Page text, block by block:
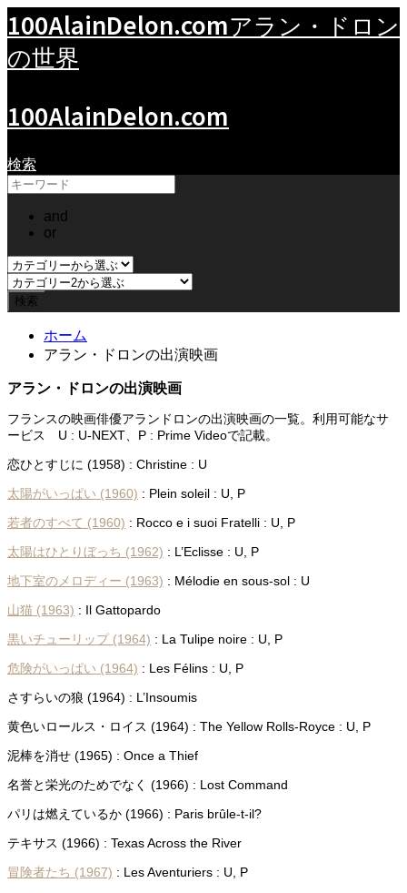
100AlainDelon.comアラン・ドロン
の世界
100AlainDelon.com
検索
and
or
ホーム
アラン・ドロンの出演映画
アラン・ドロンの出演映画
フランスの映画俳優アランドロンの出演映画の一覧。利用可能なサ
ービス U : U-NEXT、P : Prime Videoで記載。
恋ひとすじに (1958) : Christine : U
太陽がいっぱい (1960) : Plein soleil : U, P
若者のすべて (1960) : Rocco e i suoi Fratelli : U, P
太陽はひとりぼっち (1962) : L’Eclisse : U, P
地下室のメロディー (1963) : Mélodie en sous-sol : U
山猫 (1963) : Il Gattopardo
黒いチューリップ (1964) : La Tulipe noire : U, P
危険がいっぱい (1964) : Les Félins : U, P
さすらいの狼 (1964) : L’Insoumis
黄色いロールス・ロイス (1964) : The Yellow Rolls-Royce : U, P
泥棒を消せ (1965) : Once a Thief
名誉と栄光のためでなく (1966) : Lost Command
パリは燃えているか (1966) : Paris brûle-t-il?
テキサス (1966) : Texas Across the River
冒険者たち (1967) : Les Aventuriers : U, P